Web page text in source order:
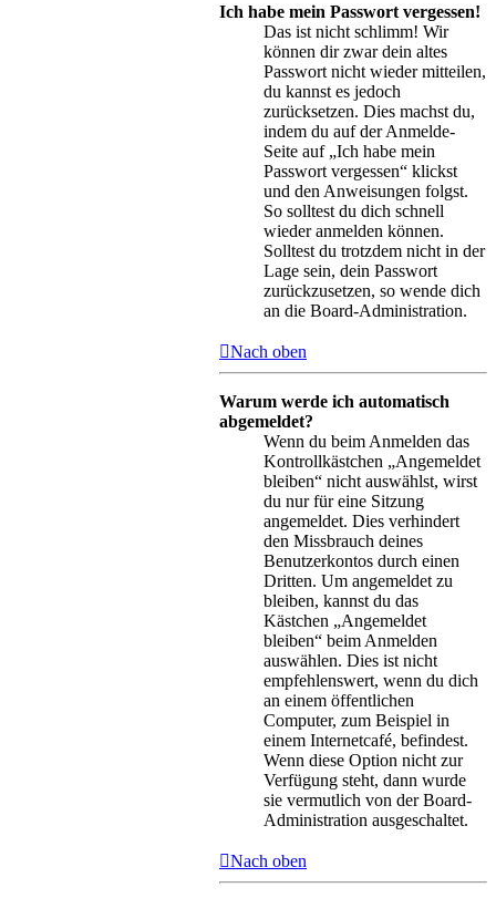
Ich habe mein Passwort vergessen!
Das ist nicht schlimm! Wir
können dir zwar dein altes
Passwort nicht wieder mitteilen,
du kannst es jedoch
zurücksetzen. Dies machst du,
indem du auf der Anmelde-
Seite auf „Ich habe mein
Passwort vergessen“ klickst
und den Anweisungen folgst.
So solltest du dich schnell
wieder anmelden können.
Solltest du trotzdem nicht in der
Lage sein, dein Passwort
zurückzusetzen, so wende dich
an die Board-Administration.
Nach oben
Warum werde ich automatisch
abgemeldet?
Wenn du beim Anmelden das
Kontrollkästchen „Angemeldet
bleiben“ nicht auswählst, wirst
du nur für eine Sitzung
angemeldet. Dies verhindert
den Missbrauch deines
Benutzerkontos durch einen
Dritten. Um angemeldet zu
bleiben, kannst du das
Kästchen „Angemeldet
bleiben“ beim Anmelden
auswählen. Dies ist nicht
empfehlenswert, wenn du dich
an einem öffentlichen
Computer, zum Beispiel in
einem Internetcafé, befindest.
Wenn diese Option nicht zur
Verfügung steht, dann wurde
sie vermutlich von der Board-
Administration ausgeschaltet.
Nach oben